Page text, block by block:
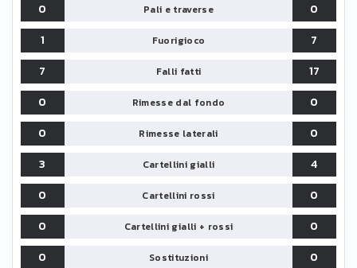
0 Pali e traverse
0
1
Fuorigioco
7
7
Falli fatti
17
0
Rimesse dal fondo
0
0
Rimesse laterali
0
3
Cartellini gialli
4
0
Cartellini rossi
0
0
Cartellini gialli + rossi
0
0
Sostituzioni 0